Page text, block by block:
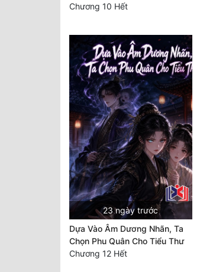
Chương 10 Hết
23 ngày trước
Dựa Vào Âm Dương Nhãn, Ta
Chọn Phu Quân Cho Tiểu Thư
Chương 12 Hết